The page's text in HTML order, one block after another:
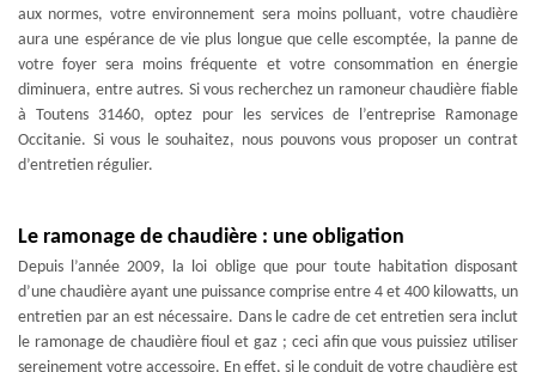
aux normes, votre environnement sera moins polluant, votre chaudière
aura une espérance de vie plus longue que celle escomptée, la panne de
votre foyer sera moins fréquente et votre consommation en énergie
diminuera, entre autres. Si vous recherchez un ramoneur chaudière fiable
à Toutens 31460, optez pour les services de l’entreprise Ramonage
Occitanie. Si vous le souhaitez, nous pouvons vous proposer un contrat
d’entretien régulier.
Le ramonage de chaudière : une obligation
Depuis l’année 2009, la loi oblige que pour toute habitation disposant
d’une chaudière ayant une puissance comprise entre 4 et 400 kilowatts, un
entretien par an est nécessaire. Dans le cadre de cet entretien sera inclut
le ramonage de chaudière fioul et gaz ; ceci afin que vous puissiez utiliser
sereinement votre accessoire. En effet, si le conduit de votre chaudière est